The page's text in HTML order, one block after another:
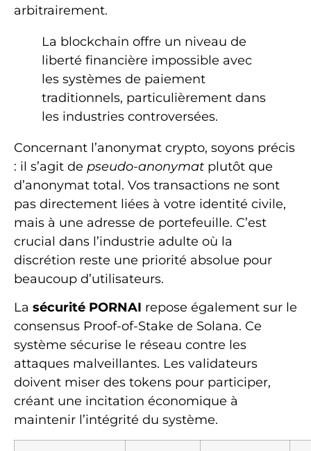
arbitrairement.
La blockchain offre un niveau de
liberté financière impossible avec
les systèmes de paiement
traditionnels, particulièrement dans
les industries controversées.
Concernant l’anonymat crypto, soyons précis
: il s’agit de pseudo-anonymat plutôt que
d’anonymat total. Vos transactions ne sont
pas directement liées à votre identité civile,
mais à une adresse de portefeuille. C’est
crucial dans l’industrie adulte où la
discrétion reste une priorité absolue pour
beaucoup d’utilisateurs.
La sécurité PORNAI repose également sur le
consensus Proof-of-Stake de Solana. Ce
système sécurise le réseau contre les
attaques malveillantes. Les validateurs
doivent miser des tokens pour participer,
créant une incitation économique à
maintenir l’intégrité du système.